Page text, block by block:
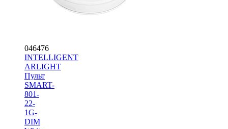
046476
INTELLIGENT
ARLIGHT
Пульт
SMART-
801-
22-
1G-
DIM